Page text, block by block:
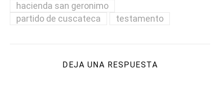
hacienda san geronimo
partido de cuscateca
testamento
DEJA UNA RESPUESTA